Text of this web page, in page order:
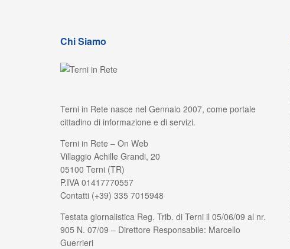
Chi Siamo
Terni in Rete nasce nel Gennaio 2007, come portale
cittadino di informazione e di servizi.
Terni in Rete – On Web
Villaggio Achille Grandi, 20
05100 Terni (TR)
P.IVA 01417770557
Contatti (+39) 335 7015948
Testata giornalistica Reg. Trib. di Terni il 05/06/09 al nr.
905 N. 07/09 – Direttore Responsabile: Marcello
Guerrieri